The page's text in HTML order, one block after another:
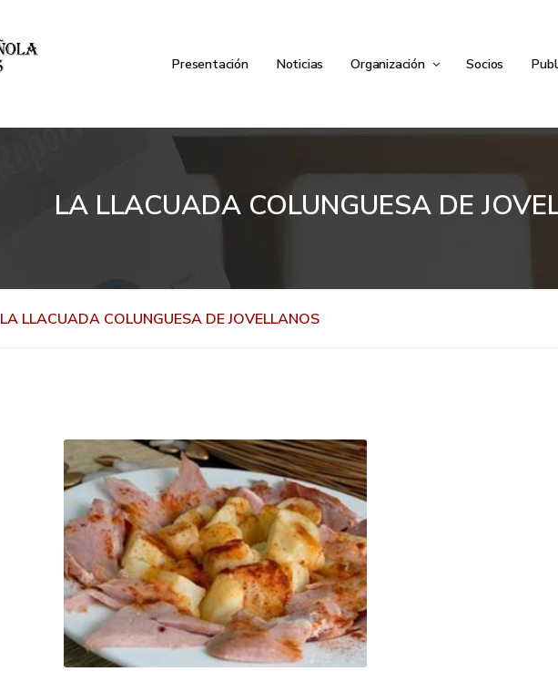
Presentación Noticias Organización Socios
LA LLACUADA COLUNGUESA DE
LA LLACUADA COLUNGUESA DE JOVELLANOS